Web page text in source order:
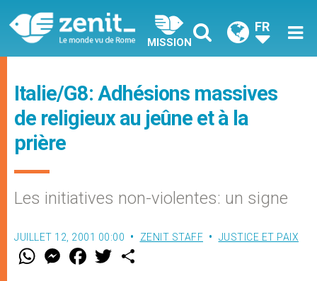
MISSION
FR
Italie/G8: Adhésions massives
de religieux au jeûne et à la
prière
Les initiatives non-violentes: un signe
JUILLET 12, 2001 00:00 ZENIT STAFF JUSTICE ET PAIX
W M
e
F
a w